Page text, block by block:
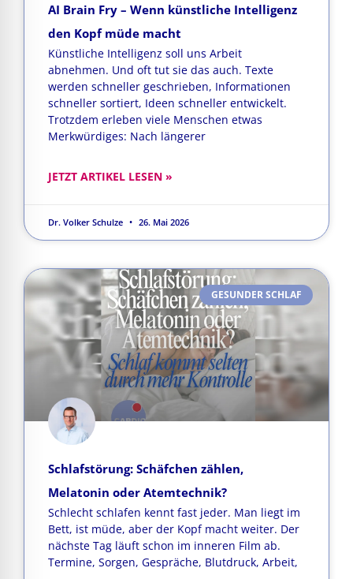
AI Brain Fry – Wenn künstliche Intelligenz
den Kopf müde macht
Künstliche Intelligenz soll uns Arbeit
abnehmen. Und oft tut sie das auch. Texte
werden schneller geschrieben, Informationen
schneller sortiert, Ideen schneller entwickelt.
Trotzdem erleben viele Menschen etwas
Merkwürdiges: Nach längerer
JETZT ARTIKEL LESEN »
Dr. Volker Schulze 26. Mai 2026
GESUNDER SCHLAF
Schlafstörung: Schäfchen zählen,
Melatonin oder Atemtechnik?
Schlecht schlafen kennt fast jeder. Man liegt im
Bett, ist müde, aber der Kopf macht weiter. Der
nächste Tag läuft schon im inneren Film ab.
Termine, Sorgen, Gespräche, Blutdruck, Arbeit,